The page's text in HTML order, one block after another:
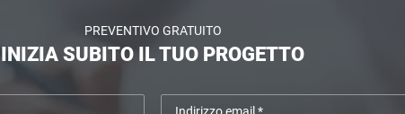
PREVENTIVO GRATUITO
INIZIA SUBITO IL TUO PROGETTO